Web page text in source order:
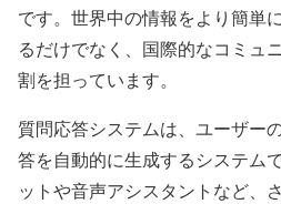
です。世界中の情報をより簡単
るだけでなく、国際的なコミュ
割を担っています。
質問応答システムは、ユーザー
答を自動的に生成するシステム
ットや音声アシスタントなど、